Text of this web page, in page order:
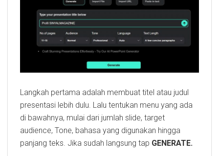
Langkah pertama adalah membuat titel atau judul
presentasi lebih dulu. Lalu tentukan menu yang ada
di bawahnya, mulai dari jumlah slide, target
audience, Tone, bahasa yang digunakan hingga
panjang teks. Jika sudah langsung tap GENERATE.